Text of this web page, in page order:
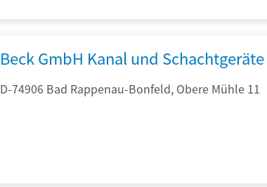
Beck GmbH Kanal und Schachtgeräte
D-74906 Bad Rappenau-Bonfeld, Obere Mühle 11